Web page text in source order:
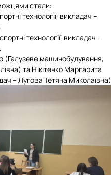
стали:
технології, викладач –
технології, викладач –
(Галузеве машинобудування,
та Нікітенко Маргарита
– Лугова Тетяна